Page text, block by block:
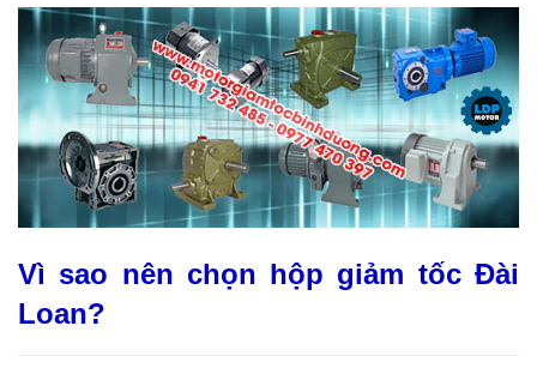
Vì sao nên chọn hộp giảm tốc Đài
Loan?